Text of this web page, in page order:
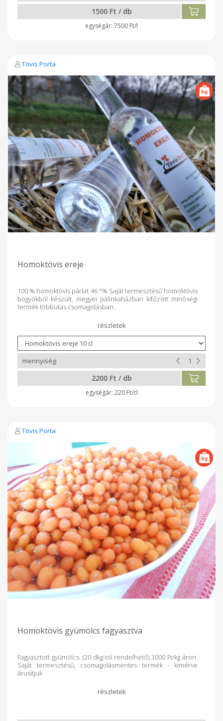
1500 Ft / db
7500 Ft/l
Tövis Porta
Homoktövis ereje
100 % homoktövis párlat 46 °% Saját termesztésű homoktövis
bogyókból készült, megyei pálinkaházban kifőzött minőségi
termék többutas csomagolásban.
2200 Ft / db
220 Ft/cl
Tövis Porta
Homoktövis gyümölcs fagyasztva
Fagyasztott gyümölcs. (20 dkg-tól rendelhető) 3000 Ft/kg áron.
Saját termesztésű, csomagolásmentes termék - kimérve
árusítjuk